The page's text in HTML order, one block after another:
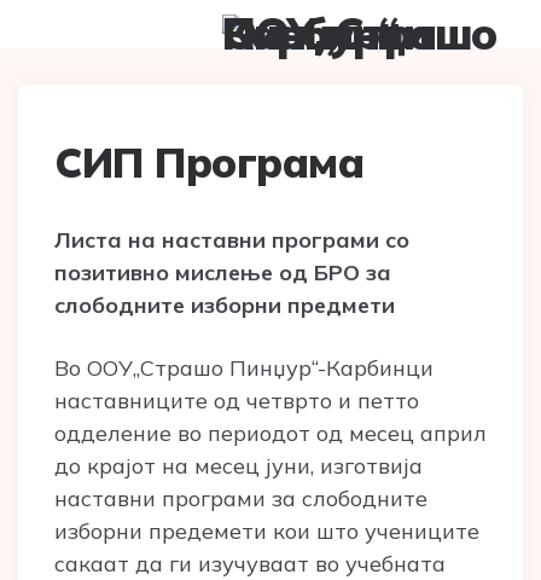
СИП Програма
Листа на наставни програми со
позитивно мислење од БРО за
слободните изборни предмети
Во ООУ„Страшо Пинџур“-Карбинци
наставниците од четврто и петто
одделение во периодот од месец април
до крајот на месец јуни, изготвија
наставни програми за слободните
изборни предемети кои што учениците
сакаат да ги изучуваат во учебната